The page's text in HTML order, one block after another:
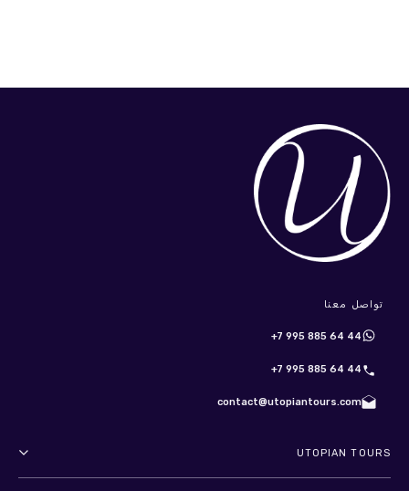
تواصل معنا
+7 995 885 64 44
+7 995 885 64 44
contact@utopiantours.com
UTOPIAN TOURS